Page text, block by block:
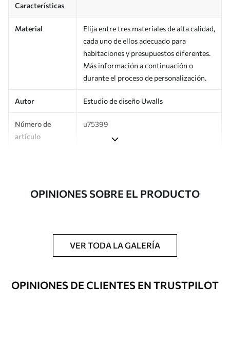
Características
Material
Elija entre tres materiales de alta calidad,
cada uno de ellos adecuado para
habitaciones y presupuestos diferentes.
Más información a continuación o
durante el proceso de personalización.
Autor Estudio de diseño Uwalls
Número de
artículo
u75399
Adicionalmente
Disponible con recubrimiento de barniz
esponja suave. Los murales de pared con
recubrimiento de barniz pueden
Método de
Hasta 360 cm de altura: aplicación sin
OPINIONES SOBRE EL PRODUCTO
VER TODA LA GALERÍA
OPINIONES DE CLIENTES EN TRUSTPILOT